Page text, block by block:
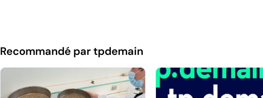
Recommandé par tpdemain